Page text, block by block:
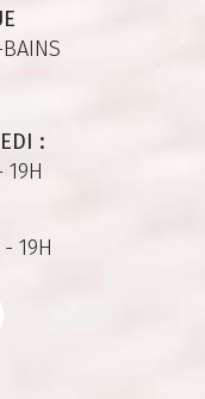
:
19H